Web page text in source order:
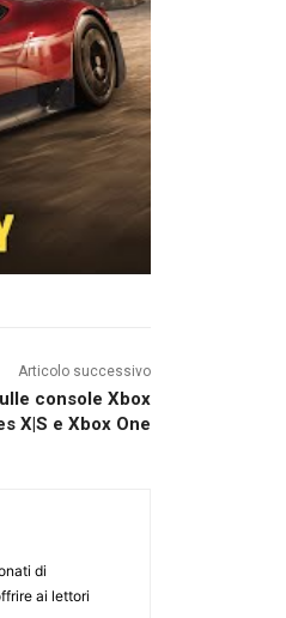
Articolo successivo
console Xbox
X|S e Xbox One
di
ai lettori